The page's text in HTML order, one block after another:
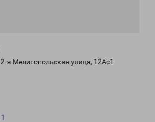
я Мелитопольская улица, 12Ас1